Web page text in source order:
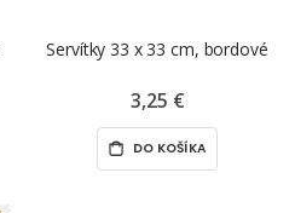
Servítky 33 x 33 cm, bordové
3,25 €
DO KOŠÍKA